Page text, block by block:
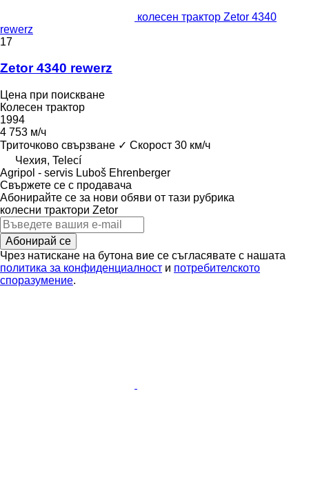
колесен трактор Zetor 4340
rewerz
17
Zetor 4340 rewerz
Цена при поискване
Колесен трактор
1994
4 753 м/ч
Триточково свързване ✓ Скорост 30 км/ч
Чехия, Telecí
Agripol - servis Luboš Ehrenberger
Свържете се с продавача
Абонирайте се за нови обяви от тази рубрика
колесни трактори Zetor
Абонирай се
Чрез натискане на бутона вие се съгласявате с нашата
политика за конфиденциалност и потребителското
споразумение.